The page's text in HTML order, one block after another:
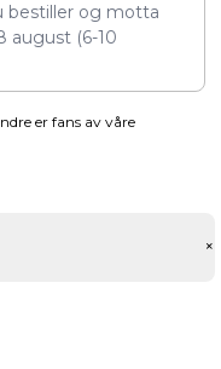
bestiller og motta
august (6-10
er fans av våre
+